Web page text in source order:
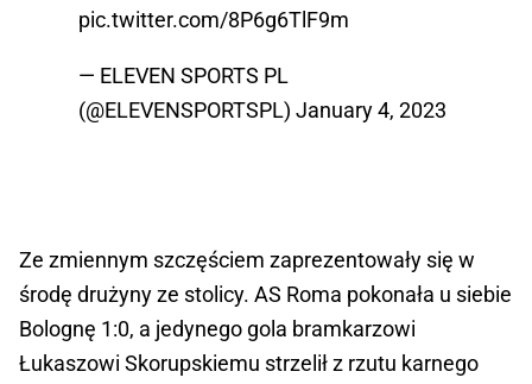
pic.twitter.com/8P6g6TlF9m
— ELEVEN SPORTS PL
(@ELEVENSPORTSPL) January 4, 2023
Ze zmiennym szczęściem zaprezentowały się w
środę drużyny ze stolicy. AS Roma pokonała u siebie
Bolognę 1:0, a jedynego gola bramkarzowi
Łukaszowi Skorupskiemu strzelił z rzutu karnego